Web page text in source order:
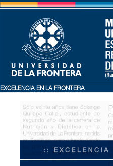
EXCELENCIA EN LA FRONTERA